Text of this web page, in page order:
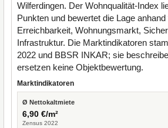
Wilferdingen. Der Wohnqualität-Index
Punkten und bewertet die Lage
Erreichbarkeit, Wohnungsmarkt,
Infrastruktur. Die Marktindikatoren
2022 und BBSR INKAR; sie
ersetzen keine Objektbewertung.
Marktindikatoren
Ø Nettokaltmiete
6,90 €/m²
Zensus 2022